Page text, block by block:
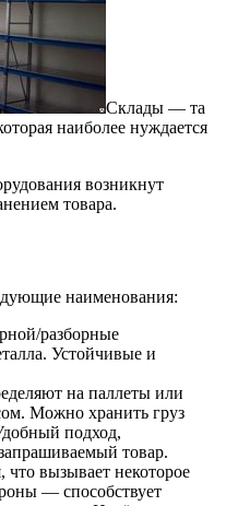
Склады — та
наиболее нуждается
возникнут
товара.
наименования:
разборные
Устойчивые и
на паллеты или
Можно хранить груз
подход,
товар.
что вызывает некоторое
— способствует